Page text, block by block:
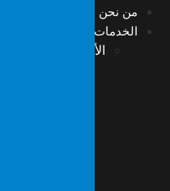
من نحن
الخدمات
الأمن السيبراني